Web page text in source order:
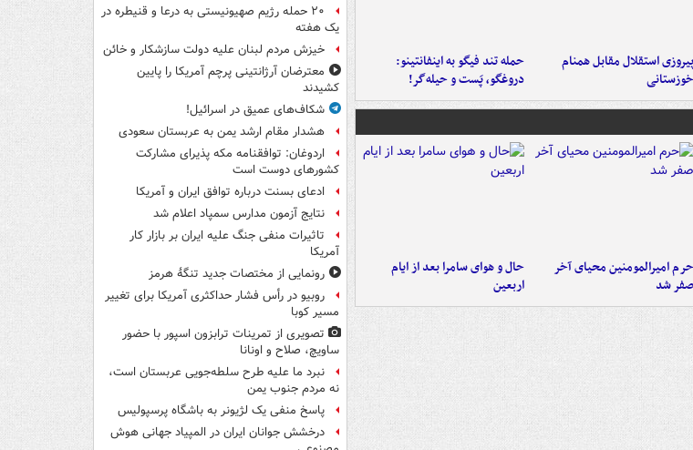
پیروزی استقلال مقابل همنام
خوزستانی
حمله تند فیگو به اینفانتینو:
دروغگو، پَست‌ و حیله‌گر!
حرم امیرالمومنین محیای آخر
صفر شد
حال و هوای سامرا بعد از ایام
اربعین
۲۰ حمله رژیم صهیونیستی به درعا و قنیطره در
یک هفته
خیزش مردم لبنان علیه دولت سازشکار و خائن
معترضان آرژانتینی پرچم آمریکا را پایین
کشیدند
شکاف‌های عمیق در اسرائیل!
هشدار مقام ارشد یمن به عربستان سعودی
اردوغان: توافقنامه مکه پذیرای مشارکت
کشورهای دوست است
ادعای بسنت درباره توافق ایران و آمریکا
نتایج آزمون مدارس سمپاد اعلام شد
تاثیرات منفی جنگ علیه ایران بر بازار کار
آمریکا
رونمایی از مختصات جدید تنگۀ هرمز
روبیو در رأس فشار حداکثری آمریکا برای تغییر
مسیر کوبا
تصویری از تمرینات ترابزون اسپور با حضور
ساویچ، صلاح و اونانا
نبرد ما علیه طرح سلطه‌جویی عربستان است،
نه مردم جنوب یمن
پاسخ منفی یک لژیونر به باشگاه پرسپولیس
درخشش جوانان ایران در المپیاد جهانی هوش